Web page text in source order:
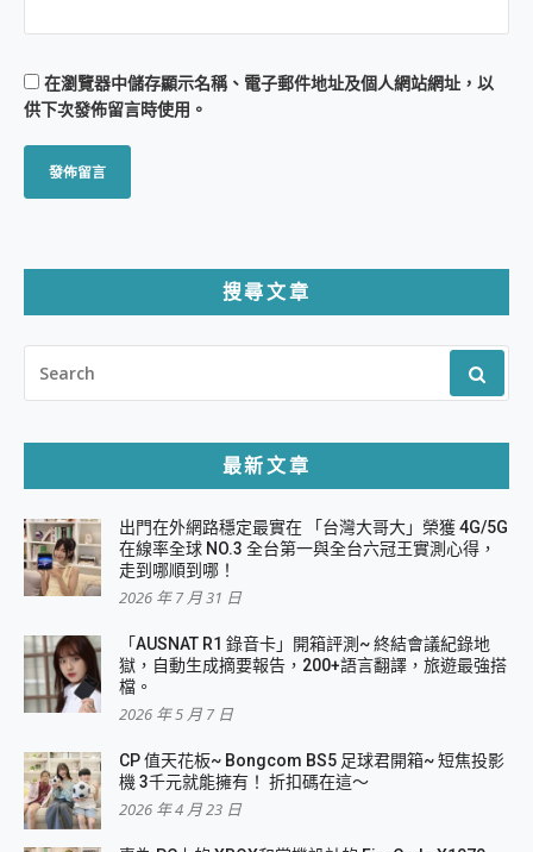
在瀏覽器中儲存顯示名稱、電子郵件地址及個人網站網址，以
供下次發佈留言時使用。
搜尋文章
FOR:
最新文章
出門在外網路穩定最實在 「台灣大哥大」榮獲 4G/5G
在線率全球 NO.3 全台第一與全台六冠王實測心得，
走到哪順到哪！
2026 年 7 月 31 日
「AUSNAT R1 錄音卡」開箱評測~ 終結會議紀錄地
獄，自動生成摘要報告，200+語言翻譯，旅遊最強搭
檔。
2026 年 5 月 7 日
CP 值天花板~ Bongcom BS5 足球君開箱~ 短焦投影
機 3千元就能擁有！ 折扣碼在這～
2026 年 4 月 23 日